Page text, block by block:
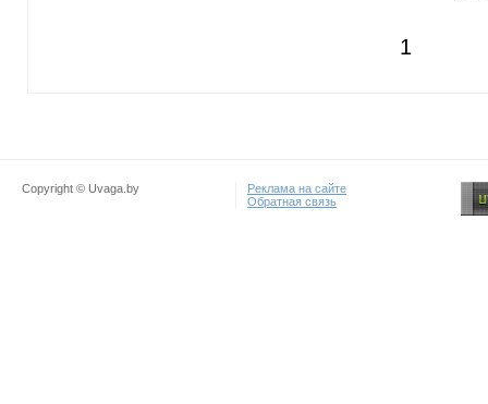
1
Copyright © Uvaga.by
Реклама на сайте
Обратная связь